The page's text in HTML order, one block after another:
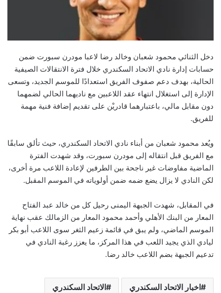
دخل الثنائي محمود شعبان وخالد رضا لاعبا مودرن سبورت ضمن
حسابات إدارة نادي الاتحاد السكندري خلال فترة الانتقالات الصيفية
الحالية، بهدف دعم صفوف الفريق استعدادًا للموسم الجديد، وتسعى
الإدارة إلى استغلال انتهاء عقد اللاعبين مع ناديهما الحالي لضمهما
دون مقابل مالي، باعتبارهما قادريْن على تقديم إضافة فنية مهمة
للفريق.
ويُعد محمود شعبان من أبناء نادي الاتحاد السكندري، حيث تألق سابقًا
مع الفريق قبل انتقاله إلى مودرن سبورت، وقد شهدت الفترة
الماضية مفاوضات غير ناجحة بين الطرفين لإعادة اللاعب مرة أخرى،
لكن النادي لا يزال يضع ضمه ضمن أولوياته في الموسم المقبل.
في المقابل، شهدت الجبهة اليمنى رحيل كل من خالد عبد الفتاح
المعار من البنك الأهلي وأحمد محمود المعار من الزمالك عقب نهاية
الموسم الماضي، ولم يبق في قائمة زعيم الثغر سوى اللاعب أبو بكر
ليادي الذي يجيد اللعب في هذا المركز، ما يعزز رغبة النادي في
تدعيم الجبهة بضم اللاعب خالد رضا.
اخبار الاتحاد السكندري الاتحاد السكندري